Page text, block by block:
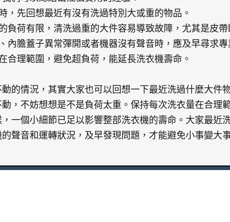
，先回想最近有沒有洗過特別大或重的物品。
負荷有限，清洗過重的大件容易導致故障，尤其是皮帶
內膽蓋子異常彈開或者機器沒有聲音時，應及早尋求專
合理範圍，避免超負荷，能延長洗衣機壽命。
的情況，其實大家也可以回想一下最近洗過什麼大件
，不妨想想是不是負荷太重。保持每次洗衣量在合理
一個小細節已足以影響整部洗衣機的壽命。大家最近
聲音和運轉狀況，及早發現問題，才能避免小事變大